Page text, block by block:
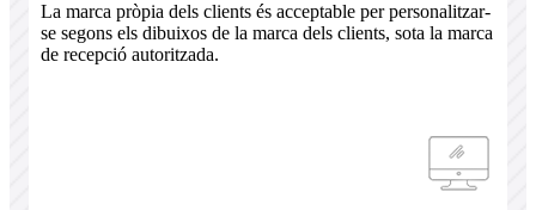
La marca pròpia dels clients és acceptable per personalitzar-
se segons els dibuixos de la marca dels clients, sota la marca
de recepció autoritzada.